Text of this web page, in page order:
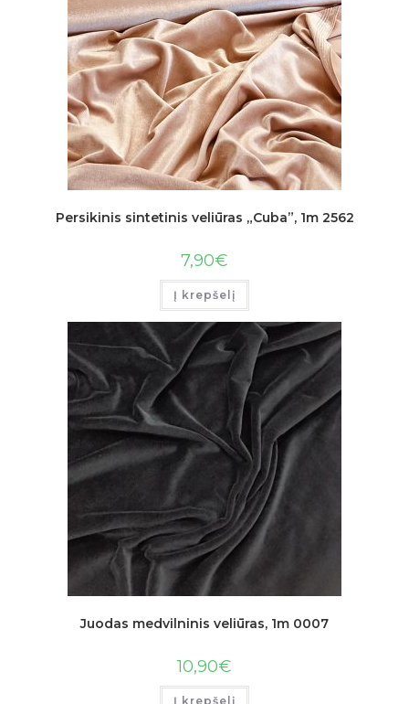
Persikinis sintetinis veliūras „Cuba”, 1m 2562
7,90€
Į krepšelį
Juodas medvilninis veliūras, 1m 0007
10,90€
Į krepšelį